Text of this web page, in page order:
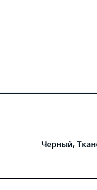
Черный,